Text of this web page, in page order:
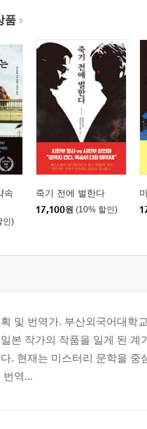
품
속
인)
죽기 전에 벌한다
17,100원 (10% 할인)
및 번역가. 부산외국어대학
본 작가의 작품을 일게 된
. 현재는 미스터리 문학을
번역...